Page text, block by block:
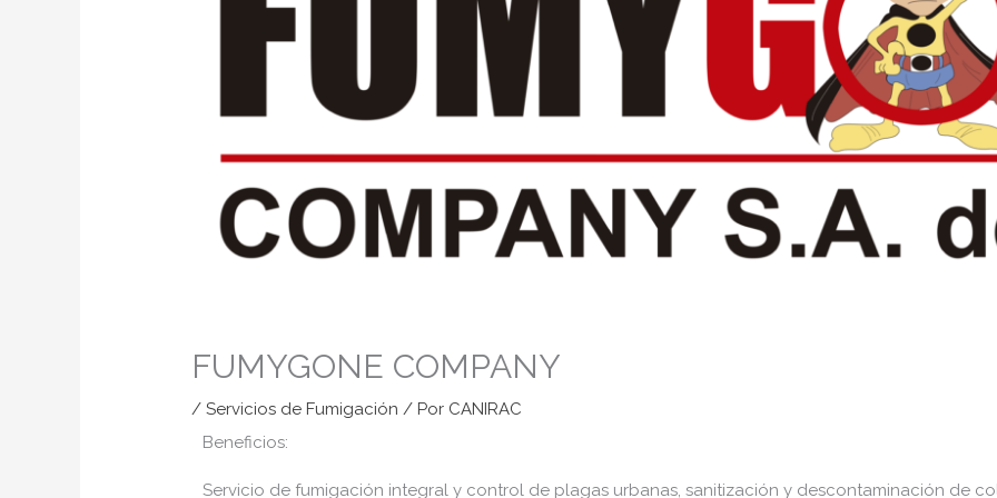
FUMYGONE COMPANY
/Servicios de Fumigación / Por CANIRAC
Beneficios:
Servicio de fumigación integral y control de plagas urbanas, sanitización y descontaminación de